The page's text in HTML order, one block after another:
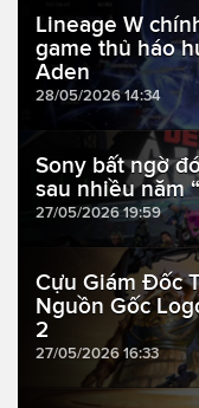
Lineage W
game thủ háo
Aden
28/05/2026 14:34
Sony bất ngờ
sau nhiều năm
27/05/2026 19:59
Cựu Giám Đốc
Nguồn Gốc
2
27/05/2026 16:33